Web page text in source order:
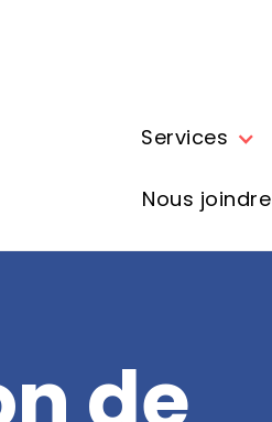
Services
Nous joindre